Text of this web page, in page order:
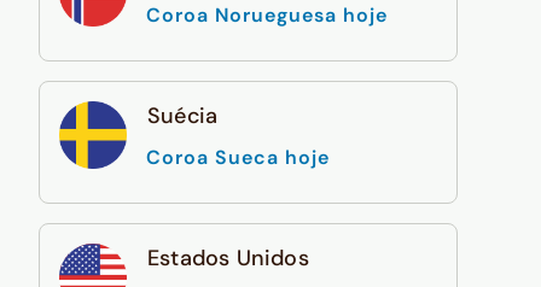
Coroa Norueguesa hoje
Suécia
Coroa Sueca hoje
Estados Unidos